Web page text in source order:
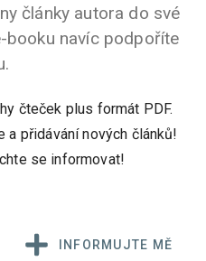
články autora do své
booku navíc podpoříte
čteček plus formát PDF.
a přidávání nových článků!
se informovat!
INFORMUJTE MĚ